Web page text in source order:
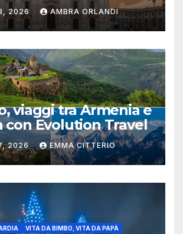
2026 AMBRA ORLANDI
viaggi tra Armenia e
con Evolution Travel
2026 EMMA CITTERIO
VITA DA BIMBO, VITA DA PAPÀ